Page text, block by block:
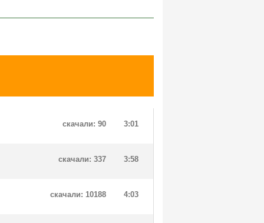
3:01
скачали: 90
3:58
скачали: 337
4:03
скачали: 10188